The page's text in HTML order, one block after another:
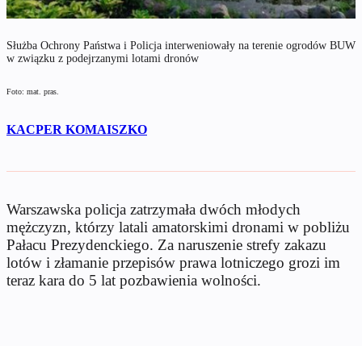
Służba Ochrony Państwa i Policja interweniowały na terenie ogrodów BUW
w związku z podejrzanymi lotami dronów
Foto: mat. pras.
KACPER KOMAISZKO
Warszawska policja zatrzymała dwóch młodych
mężczyzn, którzy latali amatorskimi dronami w pobliżu
Pałacu Prezydenckiego. Za naruszenie strefy zakazu
lotów i złamanie przepisów prawa lotniczego grozi im
teraz kara do 5 lat pozbawienia wolności.